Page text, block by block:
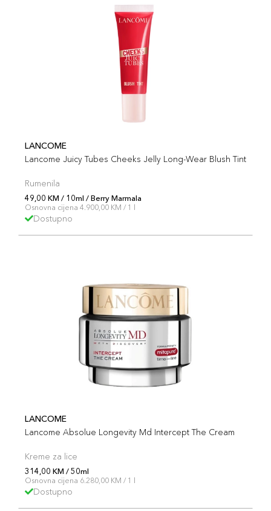
LANCOME
Lancome Juicy Tubes Cheeks Jelly Long-Wear Blush Tint
Rumenila
49,00 KM / 10ml / Berry Marmala
Osnovna cijena 4.900,00 KM / 1 l
Dostupno
LANCOME
Lancome Absolue Longevity Md Intercept The Cream
Kreme za lice
314,00 KM / 50ml
Osnovna cijena 6.280,00 KM / 1 l
Dostupno